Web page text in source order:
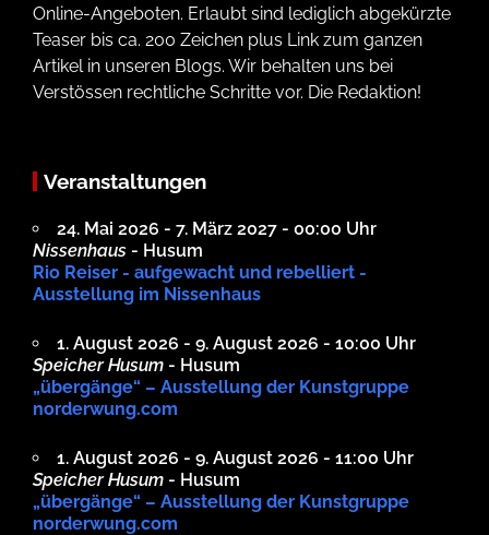
Online-Angeboten. Erlaubt sind lediglich abgekürzte
Teaser bis ca. 200 Zeichen plus Link zum ganzen
Artikel in unseren Blogs. Wir behalten uns bei
Verstössen rechtliche Schritte vor. Die Redaktion!
Veranstaltungen
24. Mai 2026 - 7. März 2027 - 00:00 Uhr
Nissenhaus - Husum
Rio Reiser - aufgewacht und rebelliert -
Ausstellung im Nissenhaus
1. August 2026 - 9. August 2026 - 10:00 Uhr
Speicher Husum - Husum
„übergänge“ – Ausstellung der Kunstgruppe
norderwung.com
1. August 2026 - 9. August 2026 - 11:00 Uhr
Speicher Husum - Husum
„übergänge“ – Ausstellung der Kunstgruppe
norderwung.com